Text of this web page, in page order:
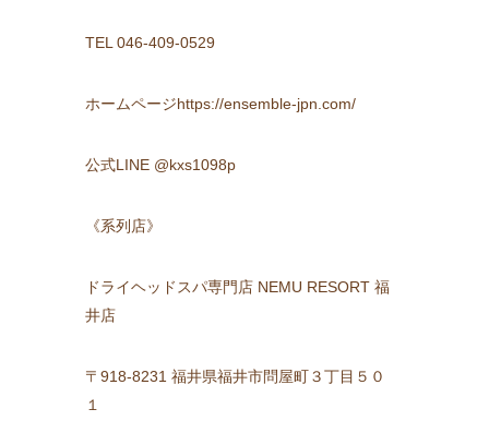
TEL 046-409-0529
ホームページhttps://ensemble-jpn.com/
公式LINE @kxs1098p
《系列店》
ドライヘッドスパ専門店 NEMU RESORT 福
井店
〒918-8231 福井県福井市問屋町３丁目５０
１